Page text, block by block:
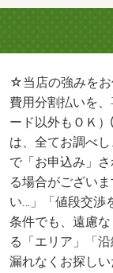
☆当店の強みを
費用分割払いを
ード以外もＯＫ
は、全てお調べ
で「お申込み」
る場合がござい
い…」「値段交渉
条件でも、遠慮
る「エリア」「
漏れなくお探し